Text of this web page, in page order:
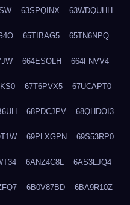
63SPQINX 63WDQUHH
65TIBAG5 65TN6NPQ
664ESOLH 664FNVV4
67T6PVX5 67UCAPT0
68PDCJPV 68QHDOI3
69PLXGPN 69S53RP0
6ANZ4C8L 6AS3LJQ4
6B0V87BD 6BA9R10Z